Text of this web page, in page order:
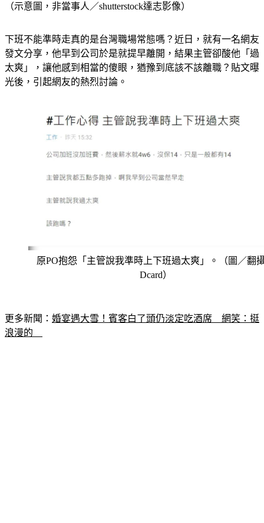
（示意圖，非當事人／shutterstock達志影像）
下班不能準時走真的是台灣職場常態嗎？近日，就有一名網友
發文分享，他早到公司於是就提早離開，結果主管卻酸他「過
太爽」，讓他感到相當的傻眼，猶豫到底該不該離職？貼文曝
光後，引起網友的熱烈討論。
原PO抱怨「主管說我準時上下班過太爽」。（圖／翻
Dcard）
更多新聞： 婚宴遇大雪！賓客白了頭仍淡定吃酒席　網笑：挺
浪漫的